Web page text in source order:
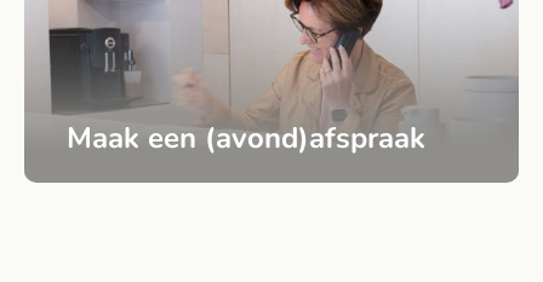
Maak een (avond)afspraak